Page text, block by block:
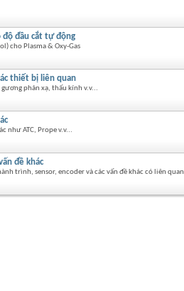
độ đầu cắt tự động
cho Plasma & Oxy-Gas
thiết bị liên quan
phản xạ, thấu kính v.v...
như ATC, Prope v.v...
đề khác
trình, sensor, encoder và các vấn đề khác có liên